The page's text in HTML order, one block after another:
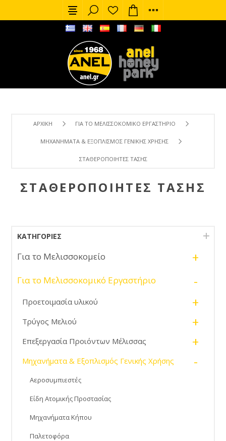
ΑΡΧΙΚΉ ΓΙΑ ΤΟ ΜΕΛΙΣΣΟΚΟΜΙΚΌ ΕΡΓΑΣΤΉΡΙΟ
ΜΗΧΑΝΉΜΑΤΑ & ΕΞΟΠΛΙΣΜΌΣ ΓΕΝΙΚΉΣ ΧΡΉΣΗΣ
ΣΤΑΘΕΡΟΠΟΙΗΤΈΣ ΤΆΣΗΣ
ΣΤΑΘΕΡΟΠΟΙΗΤΈΣ ΤΆΣΗΣ
ΚΑΤΗΓΟΡΊΕΣ
Για το Μελισσοκομείο +
Για το Μελισσοκομικό Εργαστήριο -
Προετοιμασία υλικού +
Τρύγος Μελιού +
Επεξεργασία Προιόντων Μέλισσας +
Μηχανήματα & Εξοπλισμός Γενικής Χρήσης -
Αεροσυμπιεστές
Είδη Ατομικής Προστασίας
Μηχανήματα Κήπου
Παλετοφόρα